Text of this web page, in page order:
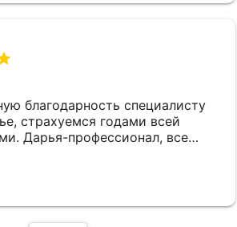
благодарность специалисту
страхуемся годами всей
Дарья-профессионал, все
посоветует. Рекомендую!